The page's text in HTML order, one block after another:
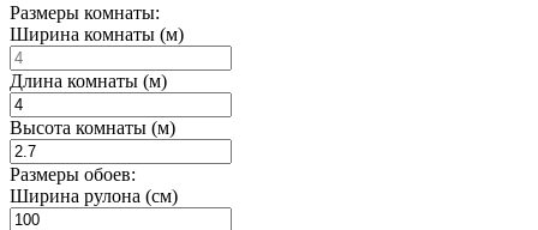
Размеры комнаты:
Ширина комнаты (м)
Длина комнаты (м)
Высота комнаты (м)
Размеры обоев:
Ширина рулона (см)